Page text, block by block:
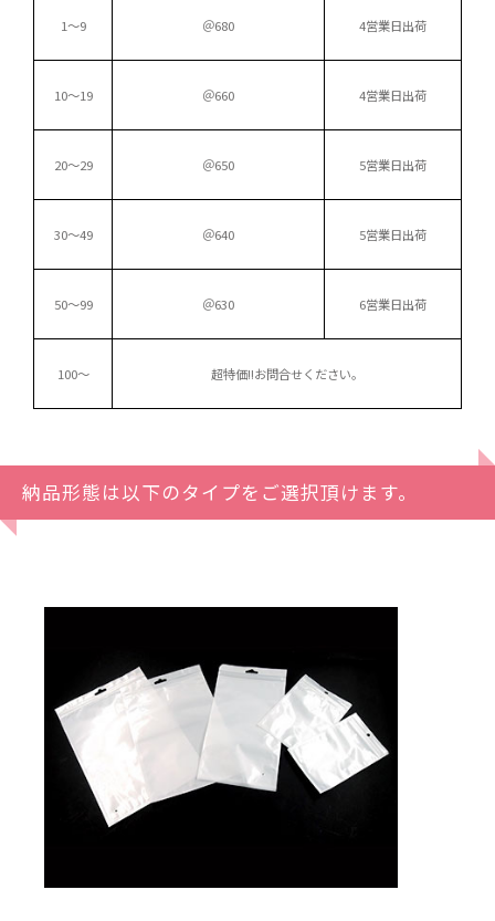
1～9 ＠680 4営業日出荷
10～19 ＠660 4営業日出荷
20～29 ＠650 5営業日出荷
30～49 ＠640 5営業日出荷
50～99 ＠630 6営業日出荷
100～ 超特価!!お問合せください。
納品形態は以下のタイプをご選択頂けます。